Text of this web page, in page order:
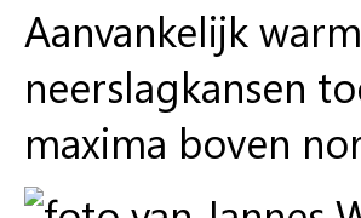
Aanvankelijk
neerslagkansen
maxima boven